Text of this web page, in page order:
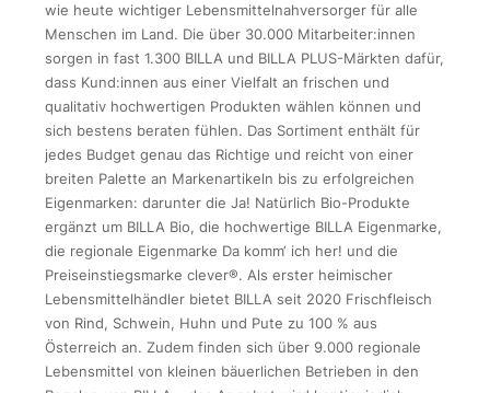
wie heute wichtiger Lebensmittelnahversorger für alle
Menschen im Land. Die über 30.000 Mitarbeiter:innen
sorgen in fast 1.300 BILLA und BILLA PLUS-Märkten dafür,
dass Kund:innen aus einer Vielfalt an frischen und
qualitativ hochwertigen Produkten wählen können und
sich bestens beraten fühlen. Das Sortiment enthält für
jedes Budget genau das Richtige und reicht von einer
breiten Palette an Markenartikeln bis zu erfolgreichen
Eigenmarken: darunter die Ja! Natürlich Bio-Produkte
ergänzt um BILLA Bio, die hochwertige BILLA Eigenmarke,
die regionale Eigenmarke Da komm‘ ich her! und die
Preiseinstiegsmarke clever®. Als erster heimischer
Lebensmittelhändler bietet BILLA seit 2020 Frischfleisch
von Rind, Schwein, Huhn und Pute zu 100 % aus
Österreich an. Zudem finden sich über 9.000 regionale
Lebensmittel von kleinen bäuerlichen Betrieben in den